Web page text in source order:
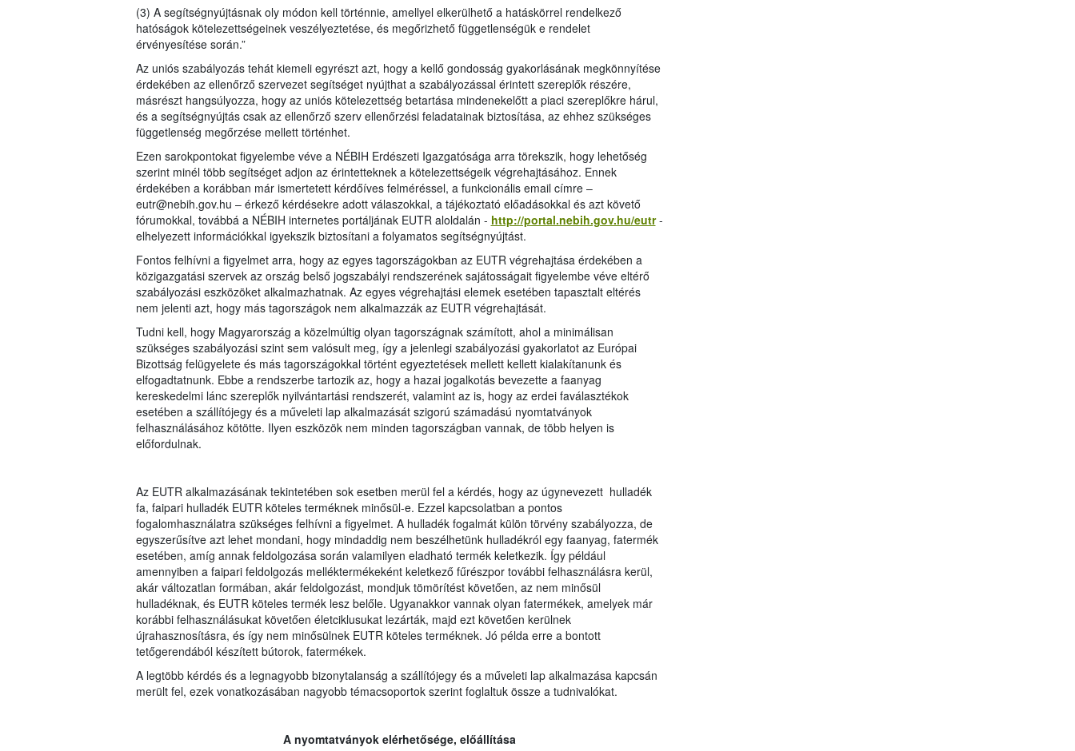
(3) A segítségnyújtásnak oly módon kell történnie, amellyel elkerülhető a hatáskörrel rendelkező
hatóságok kötelezettségeinek veszélyeztetése, és megőrizhető függetlenségük e rendelet
érvényesítése során.”
Az uniós szabályozás tehát kiemeli egyrészt azt, hogy a kellő gondosság gyakorlásának megkönnyítése
érdekében az ellenőrző szervezet segítséget nyújthat a szabályozással érintett szereplők részére,
másrészt hangsúlyozza, hogy az uniós kötelezettség betartása mindenekelőtt a piaci szereplőkre hárul,
és a segítségnyújtás csak az ellenőrző szerv ellenőrzési feladatainak biztosítása, az ehhez szükséges
függetlenség megőrzése mellett történhet.
Ezen sarokpontokat figyelembe véve a NÉBIH Erdészeti Igazgatósága arra törekszik, hogy lehetőség
szerint minél több segítséget adjon az érintetteknek a kötelezettségeik végrehajtásához. Ennek
érdekében a korábban már ismertetett kérdőíves felméréssel, a funkcionális email címre –
eutr@nebih.gov.hu – érkező kérdésekre adott válaszokkal, a tájékoztató előadásokkal és azt követő
fórumokkal, továbbá a NÉBIH internetes portáljának EUTR aloldalán - http://portal.nebih.gov.hu/eutr-
elhelyezett információkkal igyekszik biztosítani a folyamatos segítségnyújtást.
Fontos felhívni a figyelmet arra, hogy az egyes tagországokban az EUTR végrehajtása érdekében a
közigazgatási szervek az ország belső jogszabályi rendszerének sajátosságait figyelembe véve eltérő
szabályozási eszközöket alkalmazhatnak. Az egyes végrehajtási elemek esetében tapasztalt eltérés
nem jelenti azt, hogy más tagországok nem alkalmazzák az EUTR végrehajtását.
Tudni kell, hogy Magyarország a közelmúltig olyan tagországnak számított, ahol a minimálisan
szükséges szabályozási szint sem valósult meg, így a jelenlegi szabályozási gyakorlatot az Európai
Bizottság felügyelete és más tagországokkal történt egyeztetések mellett kellett kialakítanunk és
elfogadtatnunk. Ebbe a rendszerbe tartozik az, hogy a hazai jogalkotás bevezette a faanyag
kereskedelmi lánc szereplők nyilvántartási rendszerét, valamint az is, hogy az erdei faválasztékok
esetében a szállítójegy és a műveleti lap alkalmazását szigorú számadású nyomtatványok
felhasználásához kötötte. Ilyen eszközök nem minden tagországban vannak, de több helyen is
előfordulnak.
Az EUTR alkalmazásának tekintetében sok esetben merül fel a kérdés, hogy az úgynevezett hulladék
fa, faipari hulladék EUTR köteles terméknek minősül-e. Ezzel kapcsolatban a pontos
fogalomhasználatra szükséges felhívni a figyelmet. A hulladék fogalmát külön törvény szabályozza, de
egyszerűsítve azt lehet mondani, hogy mindaddig nem beszélhetünk hulladékról egy faanyag, fatermék
esetében, amíg annak feldolgozása során valamilyen eladható termék keletkezik. Így például
amennyiben a faipari feldolgozás melléktermékeként keletkező fűrészpor további felhasználásra kerül,
akár változatlan formában, akár feldolgozást, mondjuk tömörítést követően, az nem minősül
hulladéknak, és EUTR köteles termék lesz belőle. Ugyanakkor vannak olyan fatermékek, amelyek már
korábbi felhasználásukat követően életciklusukat lezárták, majd ezt követően kerülnek
újrahasznosításra, és így nem minősülnek EUTR köteles terméknek. Jó példa erre a bontott
tetőgerendából készített bútorok, fatermékek.
A legtöbb kérdés és a legnagyobb bizonytalanság a szállítójegy és a műveleti lap alkalmazása kapcsán
merült fel, ezek vonatkozásában nagyobb témacsoportok szerint foglaltuk össze a tudnivalókat.
A nyomtatványok elérhetősége, előállítása